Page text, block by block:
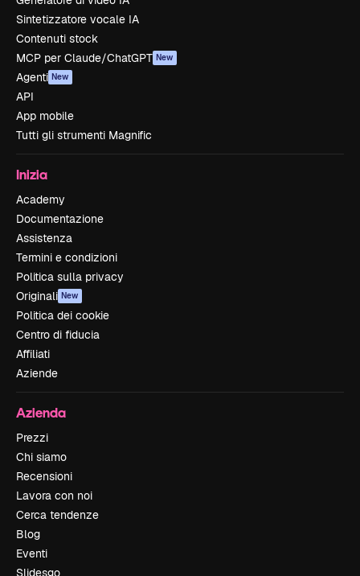
Sintetizzatore vocale IA
Contenuti stock
MCP per Claude/ChatGPT New
Agenti New
API
App mobile
Tutti gli strumenti Magnific
Inizia
Academy
Documentazione
Assistenza
Termini e condizioni
Politica sulla privacy
Originali New
Politica dei cookie
Centro di fiducia
Affiliati
Aziende
Azienda
Prezzi
Chi siamo
Recensioni
Lavora con noi
Cerca tendenze
Blog
Eventi
Slidesgo